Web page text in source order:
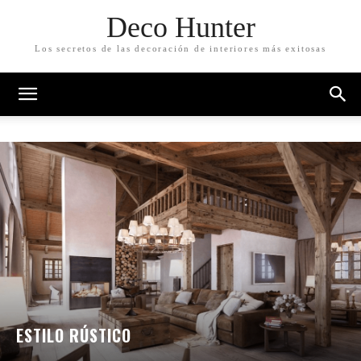
Deco Hunter
Los secretos de las decoración de interiores más exitosas
ESTILO RÚSTICO